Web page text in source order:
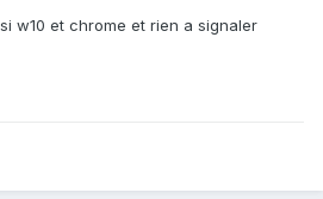
w10 et chrome et rien a signaler